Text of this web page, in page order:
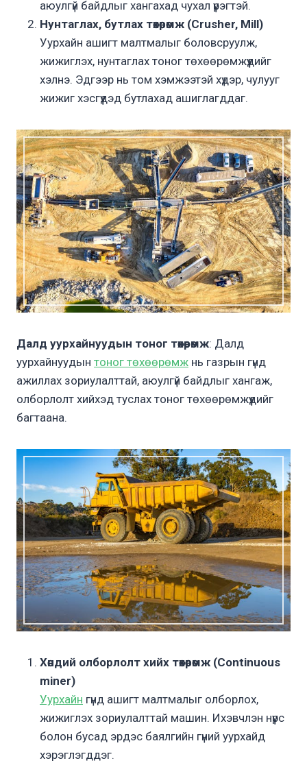
аюулгүй байдлыг хангахад чухал үүрэгтэй.
Нунтаглах, бутлах төхөөрөмж (Crusher, Mill)
Уурхайн ашигт малтмалыг боловсруулж,
жижиглэх, нунтаглах тоног төхөөрөмжүүдийг
хэлнэ. Эдгээр нь том хэмжээтэй хүдэр, чулууг
жижиг хэсгүүдэд бутлахад ашиглагддаг.
Далд уурхайнуудын тоног төхөөрөмж: Далд
уурхайнуудын тоног төхөөрөмж нь газрын гүнд
ажиллах зориулалттай, аюулгүй байдлыг хангаж,
олборлолт хийхэд туслах тоног төхөөрөмжүүдийг
багтаана.
Хөндий олборлолт хийх төхөөрөмж (Continuous
miner)
Уурхайн гүнд ашигт малтмалыг олборлох,
жижиглэх зориулалттай машин. Ихэвчлэн нүүрс
болон бусад эрдэс баялгийн гүний уурхайд
хэрэглэгддэг.